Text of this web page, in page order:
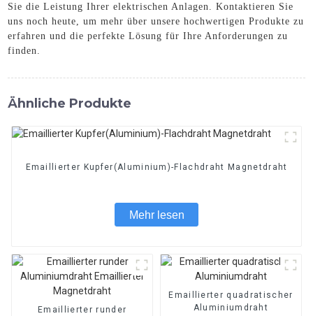
Sie die Leistung Ihrer elektrischen Anlagen. Kontaktieren Sie
uns noch heute, um mehr über unsere hochwertigen Produkte zu
erfahren und die perfekte Lösung für Ihre Anforderungen zu
finden.
Ähnliche Produkte
Emaillierter Kupfer(Aluminium)-Flachdraht Magnetdraht
Mehr lesen
Emaillierter runder
Emaillierter quadratischer
Aluminiumdraht